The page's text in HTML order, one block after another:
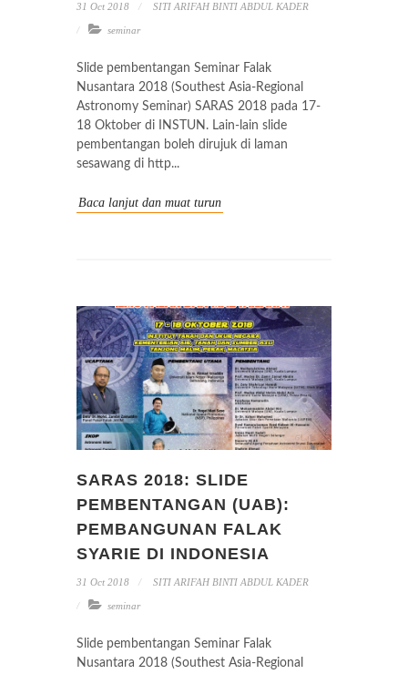
31 Oct 2018 SITI ARIFAH BINTI ABDUL KADER
seminar
Slide pembentangan Seminar Falak
Nusantara 2018 (Southest Asia-Regional
Astronomy Seminar) SARAS 2018 pada 17-
18 Oktober di INSTUN. Lain-lain slide
pembentangan boleh dirujuk di laman
sesawang di http...
Baca lanjut dan muat turun
SARAS 2018: SLIDE
PEMBENTANGAN (UAB):
PEMBANGUNAN FALAK
SYARIE DI INDONESIA
31 Oct 2018 SITI ARIFAH BINTI ABDUL KADER
seminar
Slide pembentangan Seminar Falak
Nusantara 2018 (Southest Asia-Regional